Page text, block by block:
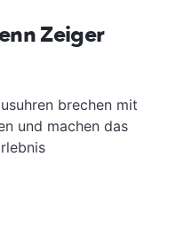
Zeiger
brechen mit
und machen das